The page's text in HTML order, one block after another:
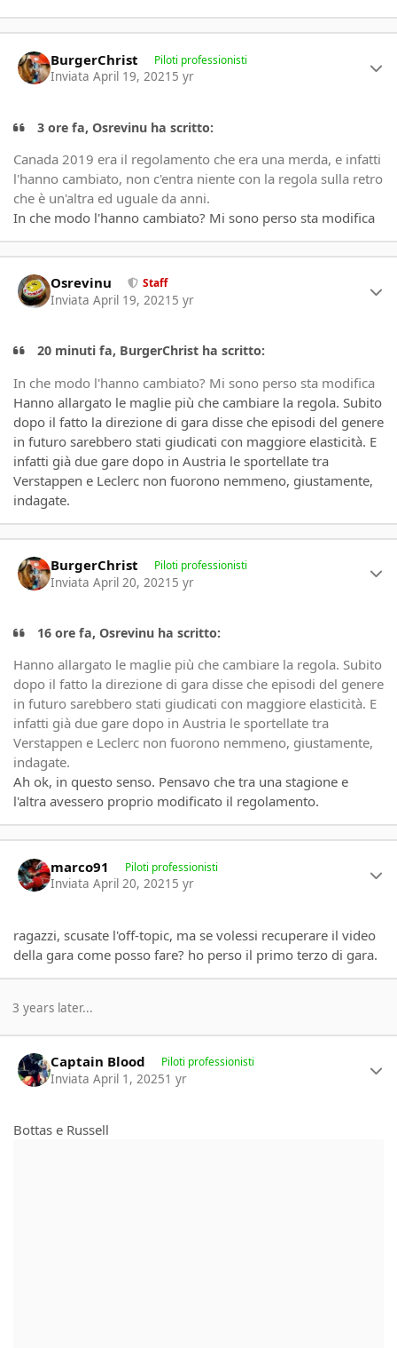
BurgerChrist Piloti professionisti
Inviata April 19, 2021 5 yr
3 ore fa, Osrevinu ha scritto:
Canada 2019 era il regolamento che era una merda, e infatti
l'hanno cambiato, non c'entra niente con la regola sulla retro
che è un'altra ed uguale da anni.
In che modo l'hanno cambiato? Mi sono perso sta modifica
Osrevinu Staff
Inviata April 19, 2021 5 yr
20 minuti fa, BurgerChrist ha scritto:
In che modo l'hanno cambiato? Mi sono perso sta modifica
Hanno allargato le maglie più che cambiare la regola. Subito
dopo il fatto la direzione di gara disse che episodi del genere
in futuro sarebbero stati giudicati con maggiore elasticità. E
infatti già due gare dopo in Austria le sportellate tra
Verstappen e Leclerc non fuorono nemmeno, giustamente,
indagate.
BurgerChrist Piloti professionisti
Inviata April 20, 2021 5 yr
16 ore fa, Osrevinu ha scritto:
Hanno allargato le maglie più che cambiare la regola. Subito
dopo il fatto la direzione di gara disse che episodi del genere
in futuro sarebbero stati giudicati con maggiore elasticità. E
infatti già due gare dopo in Austria le sportellate tra
Verstappen e Leclerc non fuorono nemmeno, giustamente,
indagate.
Ah ok, in questo senso. Pensavo che tra una stagione e
l'altra avessero proprio modificato il regolamento.
marco91 Piloti professionisti
Inviata April 20, 2021 5 yr
ragazzi, scusate l'off-topic, ma se volessi recuperare il video
della gara come posso fare? ho perso il primo terzo di gara.
3 years later...
Captain Blood Piloti professionisti
Inviata April 1, 20251 yr
Bottas e Russell